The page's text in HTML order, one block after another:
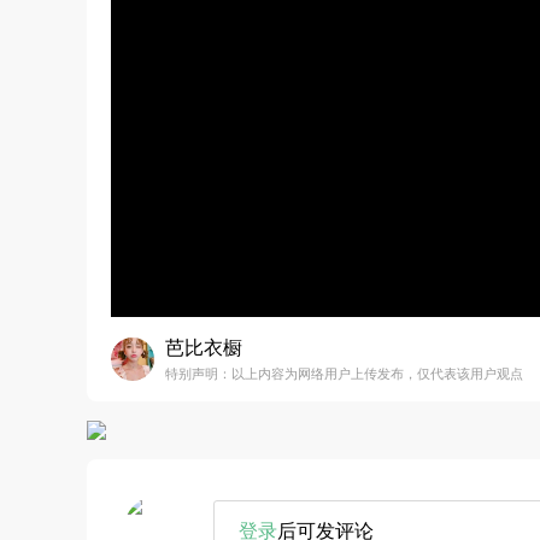
芭比衣橱
特别声明：以上内容为网络用户上传发布，仅代表该用户观点
登录后可发评论